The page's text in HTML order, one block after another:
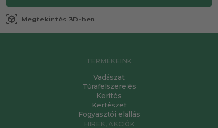
view_in_ar Megtekintés 3D-ben
TERMÉKEINK
Vadászat
Túrafelszerelés
Kerítés
Kertészet
Fogyasztói elállás
HÍREK, AKCIÓK